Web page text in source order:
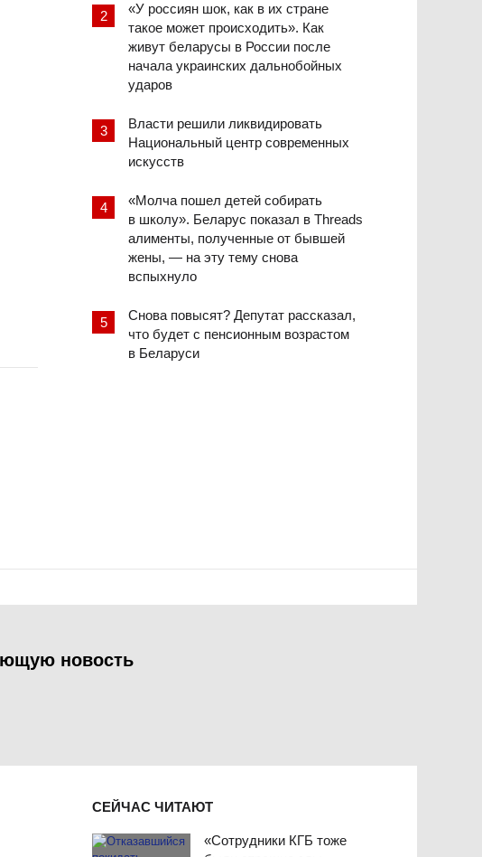
«У россиян шок, как в их стране
такое может происходить». Как
живут беларусы в России после
начала украинских дальнобойных
ударов
Власти решили ликвидировать
Национальный центр современных
искусств
«Молча пошел детей собирать
в школу». Беларус показал в Threads
алименты, полученные от бывшей
жены, — на эту тему снова
вспыхнуло
Снова повысят? Депутат рассказал,
что будет с пенсионным возрастом
в Беларуси
новость